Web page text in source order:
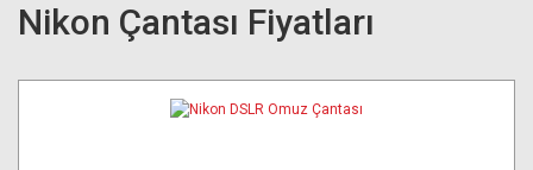
Başla
Nikon Çantası Fiyatları